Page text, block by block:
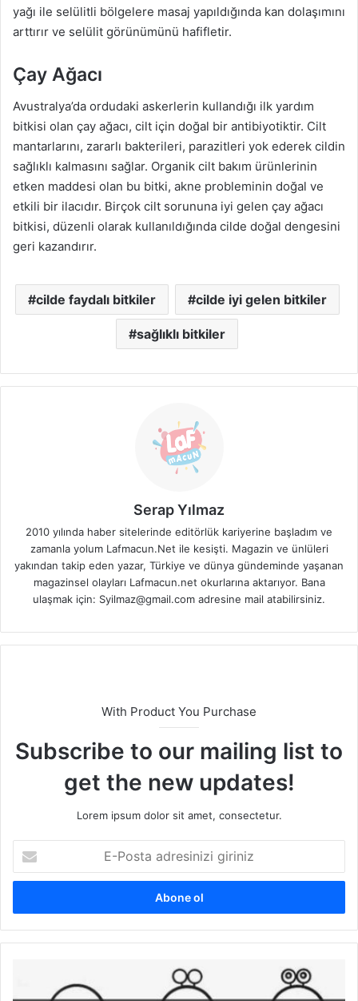
yağı ile selülitli bölgelere masaj yapıldığında kan dolaşımını
arttırır ve selülit görünümünü hafifletir.
Çay Ağacı
Avustralya’da ordudaki askerlerin kullandığı ilk yardım
bitkisi olan çay ağacı, cilt için doğal bir antibiyotiktir. Cilt
mantarlarını, zararlı bakterileri, parazitleri yok ederek cildin
sağlıklı kalmasını sağlar. Organik cilt bakım ürünlerinin
etken maddesi olan bu bitki, akne probleminin doğal ve
etkili bir ilacıdır. Birçok cilt sorununa iyi gelen çay ağacı
bitkisi, düzenli olarak kullanıldığında cilde doğal dengesini
geri kazandırır.
cilde faydalı bitkiler cilde iyi gelen bitkiler
sağlıklı bitkiler
Serap Yılmaz
2010 yılında haber sitelerinde editörlük kariyerine başladım ve
zamanla yolum Lafmacun.Net ile kesişti. Magazin ve ünlüleri
yakından takip eden yazar, Türkiye ve dünya gündeminde yaşanan
magazinsel olayları Lafmacun.net okurlarına aktarıyor. Bana
ulaşmak için: Syilmaz@gmail.com adresine mail atabilirsiniz.
With Product You Purchase
Subscribe to our mailing list to
get the new updates!
Lorem ipsum dolor sit amet, consectetur.
P
s
t